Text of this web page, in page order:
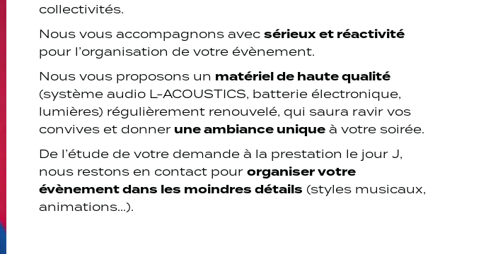
collectivités.
Nous vous accompagnons avec sérieux et réactivité
pour l’organisation de votre évènement.
Nous vous proposons un matériel de haute qualité
(système audio L-ACOUSTICS, batterie électronique,
lumières) régulièrement renouvelé, qui saura ravir vos
convives et donnerune ambiance uniqueà votre soirée.
De l’étude de votre demande à la prestation le jour J,
nous restons en contact pour organiser votre
évènement dans les moindres détails (styles musicaux,
animations…).